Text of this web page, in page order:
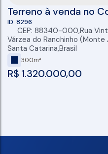
Terreno à venda no
300m², Final de Rua,
Camboriú-SC
R$ 1.320.000,00
8296
CEP: 88340-000,Rua
Várzea do Ranchinho (Monte
Santa Catarina,Brasil
300m²